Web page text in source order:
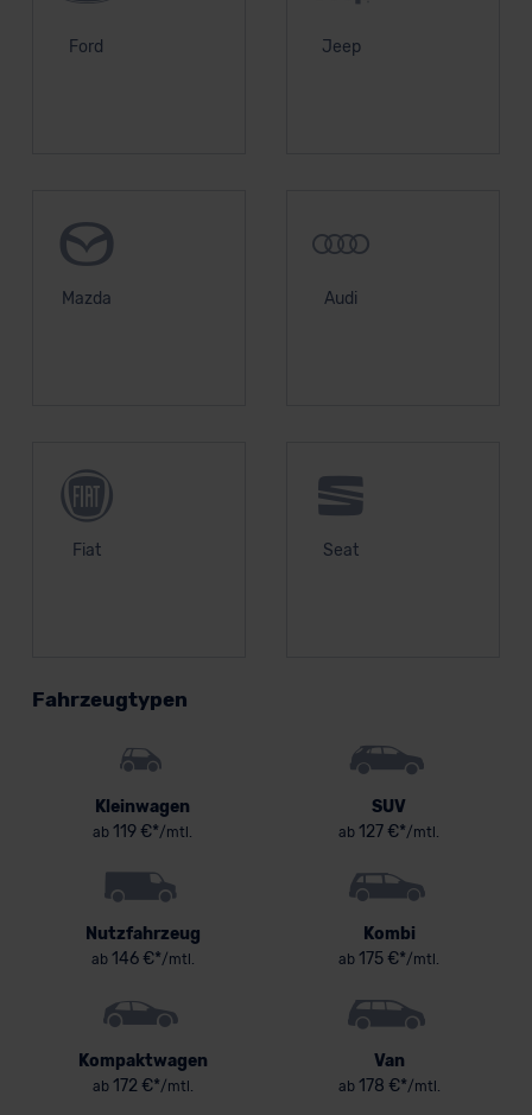
Ford Jeep
Mazda Audi
Fiat Seat
Fahrzeugtypen
Kleinwagen
ab 119 €*/mtl.
SUV
ab 127 €*/mtl.
Nutzfahrzeug
ab146 €*/mtl.
Kombi
ab 175 €*/mtl.
Kompaktwagen
ab172 €*/mtl.
Van
ab178 €*/mtl.